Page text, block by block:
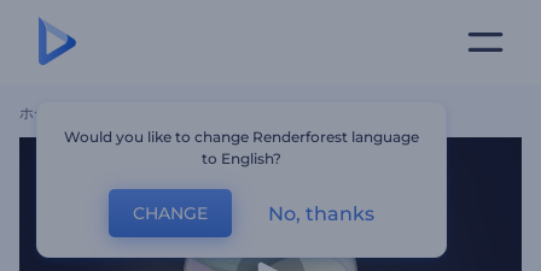
ホーム
Would you like to change Renderforest language
to English?
CHANGE No, thanks